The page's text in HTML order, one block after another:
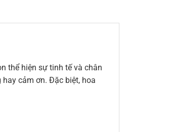
thể hiện sự tinh tế và chân
cảm ơn. Đặc biệt, hoa